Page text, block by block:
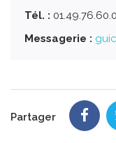
Tél. :
Messagerie :
Partager